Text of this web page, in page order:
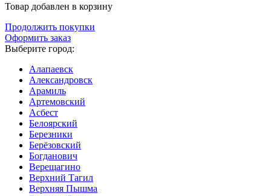
Товар добавлен в корзину
Продолжить покупки
Оформить заказ
Выберите город:
Алапаевск
Александровск
Арамиль
Артемовский
Асбест
Белоярский
Березники
Берёзовский
Богданович
Верещагино
Верхний Тагил
Верхняя Пышма